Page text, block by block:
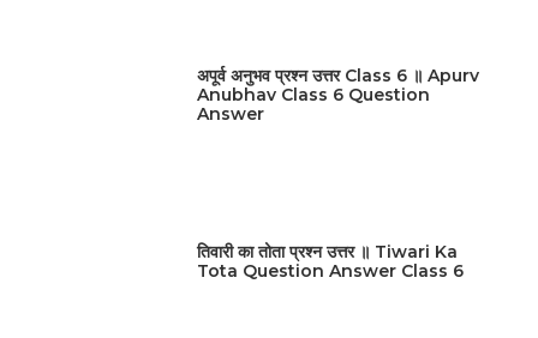
अपूर्व अनुभव प्रश्न उत्तर Class 6 ॥ Apurv
Anubhav Class 6 Question
Answer
तिवारी का तोता प्रश्न उत्तर ॥ Tiwari Ka
Tota Question Answer Class 6